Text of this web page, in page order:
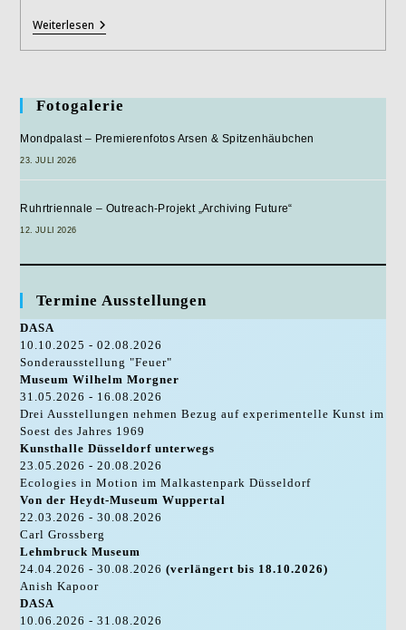
WeiterlesenSchöne
Neue
Arbeitswelt
Fotogalerie
Mondpalast – Premierenfotos Arsen & Spitzenhäubchen
23. JULI 2026
Ruhrtriennale – Outreach-Projekt „Archiving Future“
12. JULI 2026
Termine Ausstellungen
DASA
10.10.2025 - 02.08.2026
Sonderausstellung "Feuer"
Museum Wilhelm Morgner
31.05.2026 - 16.08.2026
Drei Ausstellungen nehmen Bezug auf experimentelle Kunst im
Soest des Jahres 1969
Kunsthalle Düsseldorf unterwegs
23.05.2026 - 20.08.2026
Ecologies in Motion im Malkastenpark Düsseldorf
Von der Heydt-Museum Wuppertal
22.03.2026 - 30.08.2026
Carl Grossberg
Lehmbruck Museum
24.04.2026 - 30.08.2026(verlängert bis 18.10.2026)
Anish Kapoor
DASA
10.06.2026 - 31.08.2026